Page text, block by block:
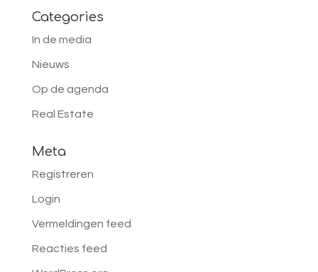
Categories
In de media
Nieuws
Op de agenda
Real Estate
Meta
Registreren
Login
Vermeldingen feed
Reacties feed